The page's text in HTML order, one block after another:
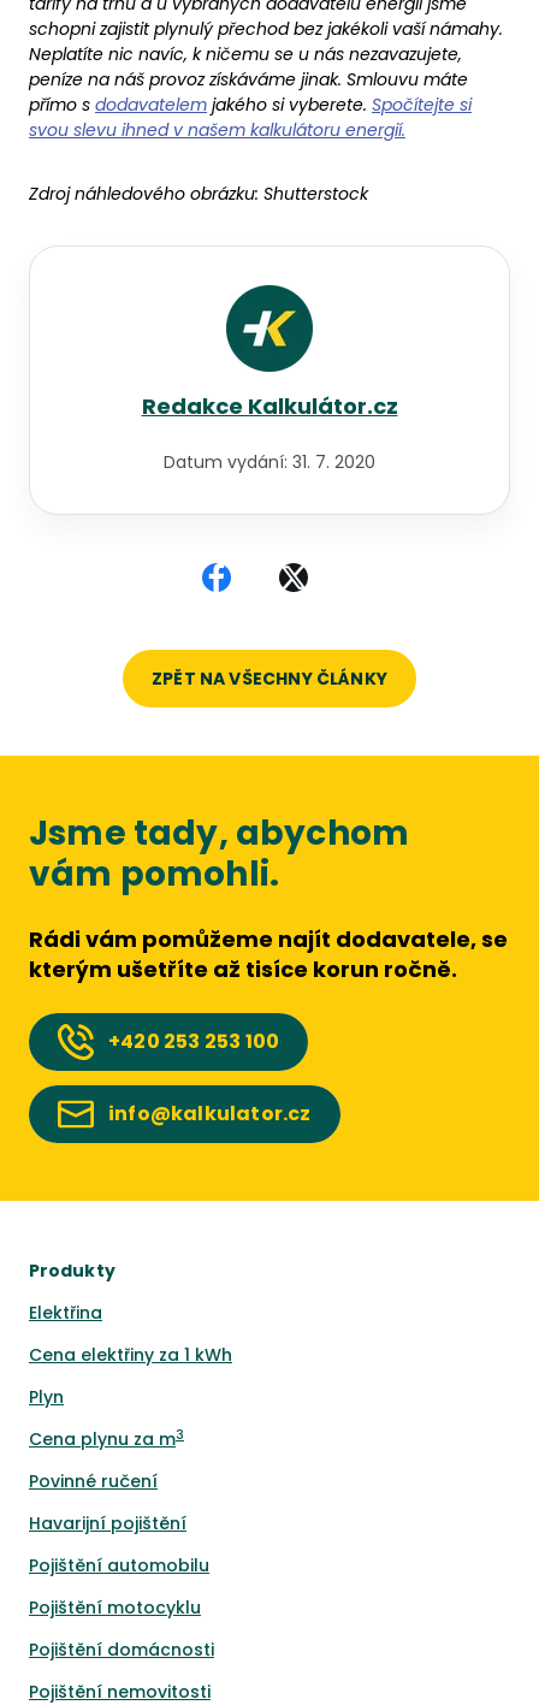
schopni zajistit plynulý přechod bez jakékoli vaší námahy.
Neplatíte nic navíc, k ničemu se u nás nezavazujete,
peníze na náš provoz získáváme jinak. Smlouvu máte
přímo s dodavatelem jakého si vyberete. Spočítejte si
svou slevu ihned v našem kalkulátoru energií.
Zdroj náhledového obrázku: Shutterstock
Redakce Kalkulátor.cz
Datum vydání: 31. 7. 2020
Sdílet na Facebooku
Sdílet na X
ZPĚT NA VŠECHNY ČLÁNKY
Jsme tady, abychom
vám pomohli.
Rádi vám pomůžeme najít dodavatele, se
kterým ušetříte až tisíce korun ročně.
+420 253 253 100
info@kalkulator.cz
Produkty
Elektřina
Cena elektřiny za 1 kWh
Plyn
Cena plynu za m3
Povinné ručení
Havarijní pojištění
Pojištění automobilu
Pojištění motocyklu
Pojištění domácnosti
Pojištění nemovitosti